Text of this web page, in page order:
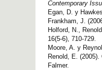
Contemporary
Egan, D. y
Frankham, J.
Holford, N.,
16(5-6), 710-729.
Moore, A. y
Renold, E. (2005).
Falmer.